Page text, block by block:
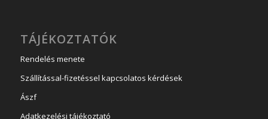
TÁJÉKOZTATÓK
Rendelés menete
Szállítással-fizetéssel kapcsolatos kérdések
Ászf
Adatkezelési tájékoztató